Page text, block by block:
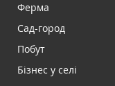
Ферма
Сад-город
Побут
Бізнес у селі